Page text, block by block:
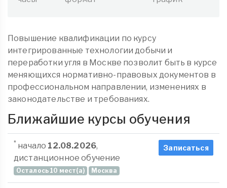
Повышение квалификации по курсу
интегрированные технологии добычи и
переработки угля в Москве позволит быть в курсе
меняющихся нормативно-правовых документов в
профессиональном направлении, изменениях в
законодательстве и требованиях.
Ближайшие курсы обучения
* начало 12.08.2026,
дистанционное обучение
Осталось 10 мест(а) Москва
Записаться